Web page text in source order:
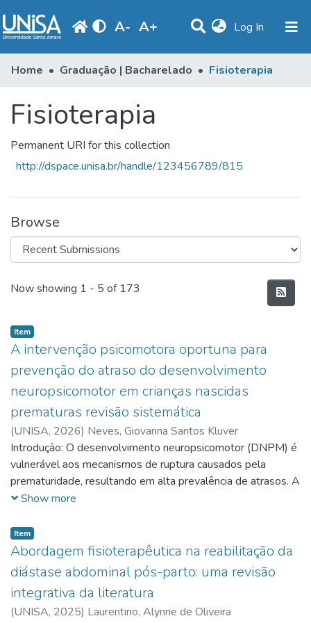
A- A+ Log In (current)
Communities & Collections
Browse
Produção Docente
Home Graduação | Bacharelado Fisioterapia
Fisioterapia
Permanent URI for this collection
http://dspace.unisa.br/handle/123456789/815
Browse
Recent Submissions
Now showing 1 - 5 of 173
Item
A intervenção psicomotora oportuna para
prevenção do atraso do desenvolvimento
neuropsicomotor em crianças nascidas
prematuras revisão sistemática
(UNISA, 2026) Neves, Giovanna Santos Kluver
Introdução: O desenvolvimento neuropsicomotor (DNPM) é
vulnerável aos mecanismos de ruptura causados pela
prematuridade, resultando em alta prevalência de atrasos. A
intervenção psicomotora oportuna, baseada na
terapêutica essencial para minimizar esses déficits,
aproveitando a "janela de oportunidade" do primeiro ano de
vida. Objetivo: Analisar, por meio de uma revisão
sistemática, o impacto da intervenção psicomotora oportuna
no atraso do desenvolvimento neuropsicomotor em crianças
prematuras. Metodologia: Trata-se de uma revisão
Show more
Item
Abordagem fisioterapêutica na reabilitação da
diástase abdominal pós-parto: uma revisão
integrativa da literatura
(UNISA, 2025) Laurentino, Alynne de Oliveira